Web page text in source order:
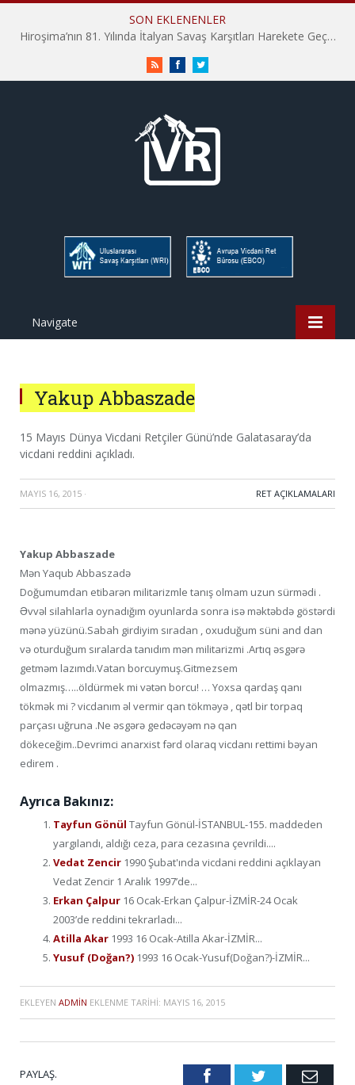
SON EKLENENLER
Hiroşima’nın 81. Yılında İtalyan Savaş Karşıtları Harekete Geçti: “Hatırlamak yeterli değil”
RSS FacebookTwitter
Navigate
Yakup Abbaszade
15 Mayıs Dünya Vicdani Retçiler Günü’nde Galatasaray’da
vicdani reddini açıkladı.
MAYIS 16, 2015 · RET AÇIKLAMALARI
Yakup Abbaszade
Mən Yaqub Abbaszadə
Doğumumdan etibarən militarizmle tanış olmam uzun sürmədi .
Əvvəl silahlarla oynadığım oyunlarda sonra isə məktəbdə göstərdi
mənə yüzünü.Sabah girdiyim sıradan , oxuduğum süni and dan
və oturduğum sıralarda tanıdım mən militarizmi .Artıq əsgərə
getməm lazımdı.Vatan borcuymuş.Gitmezsem
olmazmış…..öldürmek mi vətən borcu! … Yoxsa qardaş qanı
tökmək mi ? vicdanım əl vermir qan tökməyə , qətl bir torpaq
parçası uğruna .Ne əsgərə gedəcəyəm nə qan
dökeceğim..Devrimci anarxist fərd olaraq vicdanı rettimi bəyan
edirem .
Ayrıca Bakınız:
Tayfun Gönül Tayfun Gönül-İSTANBUL-155. maddeden
yargılandı, aldığı ceza, para cezasına çevrildi....
Vedat Zencir 1990 Şubat'ında vicdani reddini açıklayan
Vedat Zencir 1 Aralık 1997’de...
Erkan Çalpur 16 Ocak-Erkan Çalpur-İZMİR-24 Ocak
2003’de reddini tekrarladı...
Atilla Akar 1993 16 Ocak-Atilla Akar-İZMİR...
Yusuf (Doğan?) 1993 16 Ocak-Yusuf(Doğan?)-İZMİR...
EKLEYEN ADMIN EKLENME TARIHI: MAYIS 16, 2015
PAYLAŞ. FacebookTwitter Email